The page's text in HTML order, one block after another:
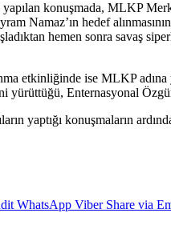
konuşmada, MLKP
Namaz’ın hedef
hemen sonra savaş
etkinliğinde ise MLKP
Enternasyonal
konuşmaların
WhatsApp Viber Share via